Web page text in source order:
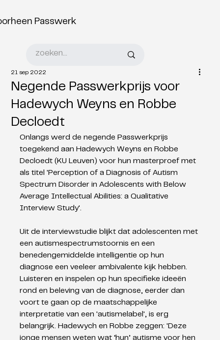
Passwerk
Negende Passwerkprijs voor
Hadewych Weyns en Robbe
Decloedt
21 sep 2022
Onlangs werd de negende Passwerkprijs
toegekend aan Hadewych Weyns en Robbe
Decloedt (KU Leuven) voor hun masterproef met
als titel 'Perception of a Diagnosis of Autism
Spectrum Disorder in Adolescents with Below
Average Intellectual Abilities: a Qualitative
Interview Study'.
Uit de interviewstudie blijkt dat adolescenten met
een autismespectrumstoornis en een
benedengemiddelde intelligentie op hun
diagnose een veeleer ambivalente kijk hebben.
Luisteren en inspelen op hun specifieke ideeën
rond en beleving van de diagnose, eerder dan
voort te gaan op de maatschappelijke
interpretatie van een 'autismelabel', is erg
belangrijk. Hadewych en Robbe zeggen: 'Deze
jonge mensen weten wat ‘hun’ autisme voor hen